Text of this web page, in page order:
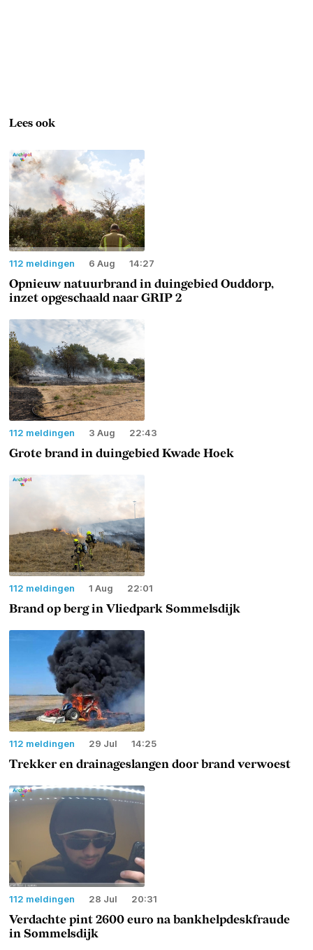
Lees ook
112 meldingen 6 Aug 14:27
Opnieuw natuurbrand in duingebied Ouddorp,
inzet opgeschaald naar GRIP 2
112 meldingen 3 Aug 22:43
Grote brand in duingebied Kwade Hoek
112 meldingen 1 Aug 22:01
Brand op berg in Vliedpark Sommelsdijk
112 meldingen 29 Jul 14:25
Trekker en drainageslangen door brand verwoest
112 meldingen 28 Jul 20:31
Verdachte pint 2600 euro na bankhelpdeskfraude
in Sommelsdijk